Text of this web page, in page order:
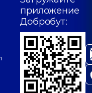
приложение
Добробут: